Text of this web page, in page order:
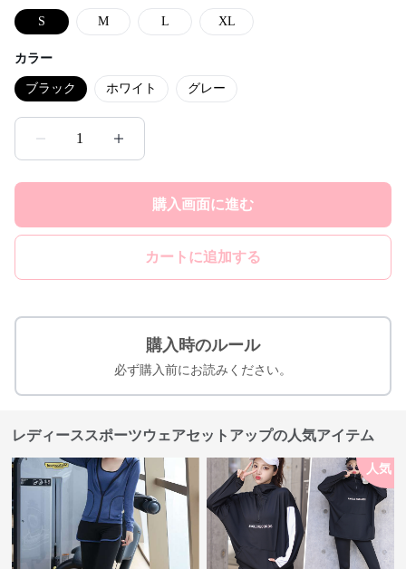
S M L XL
カラー
ブラック ホワイト グレー
1
購入画面に進む
カートに追加する
購入時のルール
必ず購入前にお読みください。
レディーススポーツウェアセットアップの人気アイテム
人気